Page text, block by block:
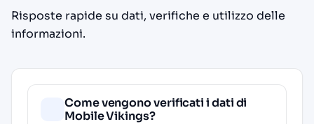
Risposte rapide su dati, verifiche e utilizzo delle
informazioni.
Come vengono verificati i dati di
Mobile Vikings?